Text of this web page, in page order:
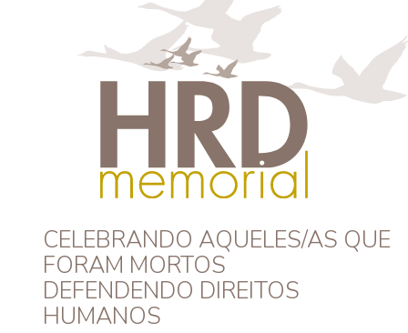
HRD Memorial –
Português
CELEBRANDO AQUELES/AS QUE
FORAM MORTOS
DEFENDENDO DIREITOS
HUMANOS